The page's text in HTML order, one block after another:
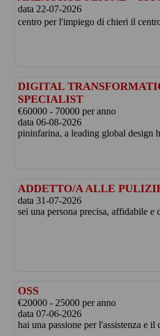
data 22-07-2026
centro per l'impiego di chieri il
DIGITAL
SPECIALIST
€60000 - 70000 per anno
data 06-08-2026
pininfarina, a leading global design
ADDETTO/A ALLE
data 31-07-2026
sei una persona precisa, affidabile e
OSS
€20000 - 25000 per anno
data 07-06-2026
hai una passione per l'assistenza e il